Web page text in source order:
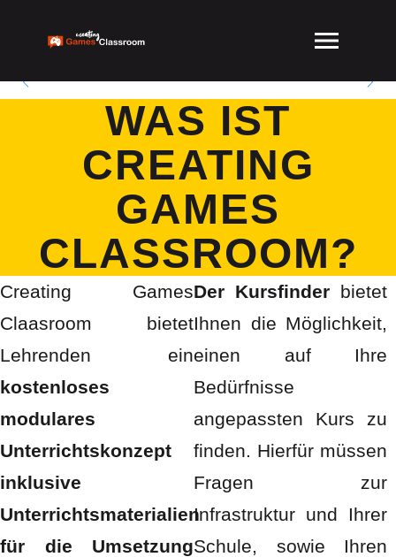
Unterricht
Game Design &
Development im
Teamarbeit, helfen dabei
komplexe Probleme zu
verstehen und fördert
Problemlösungsorientiert
es-, kritisches- und
kreatives Denken.
WAS IST
CREATING
GAMES
CLASSROOM?
Creating Games
Claasroom bietet
Lehrenden ein
kostenloses
modulares
Unterrichtskonzept
inklusive
Unterrichtsmaterialien
für die Umsetzung
Der Kursfinder bietet
Ihnen die Möglichkeit,
einen auf Ihre
Bedürfnisse
angepassten Kurs zu
finden. Hierfür müssen
Fragen zur
Infrastruktur und Ihrer
Schule, sowie Ihren